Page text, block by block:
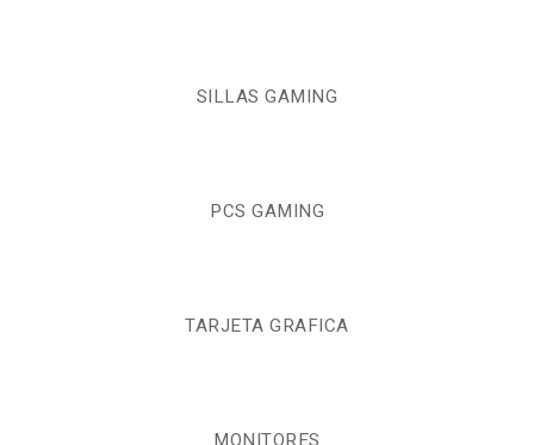
SILLAS GAMING
PCS GAMING
TARJETA GRAFICA